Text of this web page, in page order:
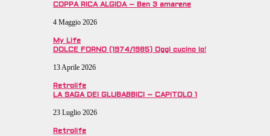
COPPA RICA ALGIDA – Ben 3 amarene
4 Maggio 2026
My Life
DOLCE FORNO (1974/1985) Oggi cucino io!
13 Aprile 2026
Retrolife
LA SAGA DEI GLUBABBICI – CAPITOLO 1
23 Luglio 2026
Retrolife